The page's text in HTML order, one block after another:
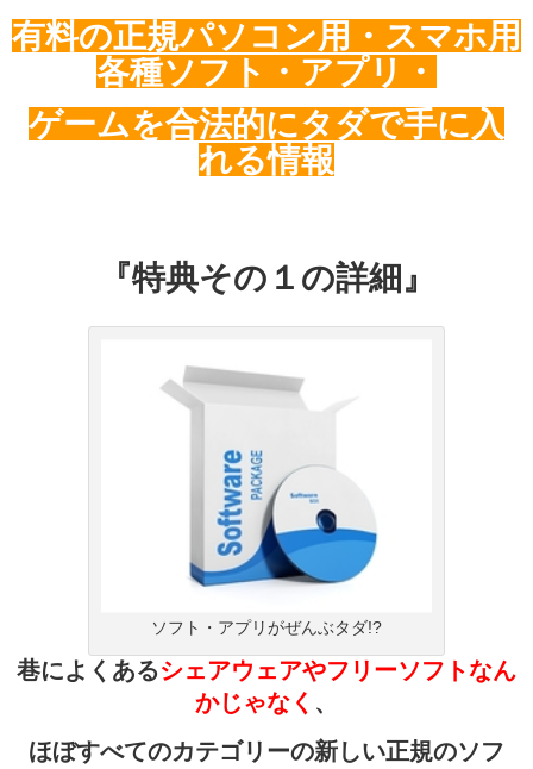
有料の正規パソコン用・スマホ用
各種ソフト・ アプリ・
ゲームを合法的にタダで手に入
れる情報
『特典その１の詳細』
ソフト・アプリがぜんぶタダ!?
巷によくある シェアウェアやフリーソフトなん
かじゃなく 、
ほぼすべてのカテゴリーの新しい正規のソフ